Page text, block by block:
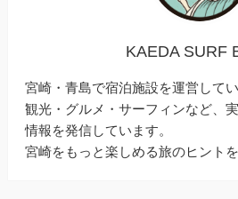
KAEDA SURF
宮崎・青島で宿泊施設を運営して
観光・グルメ・サーフィンなど、
情報を発信しています。
宮崎をもっと楽しめる旅のヒント